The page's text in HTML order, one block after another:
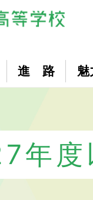
進 路 魅
年